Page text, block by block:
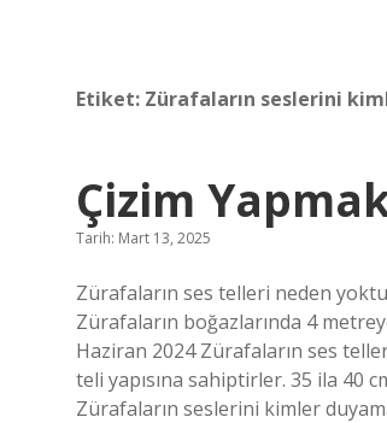
Etiket: Zürafaların seslerini
Çizim
Tarih: Mart 13, 2025
Zürafaların ses telleri neden
Zürafaların boğazlarında 4
Haziran 2024 Zürafaların ses
teli yapısına sahiptirler. 35 ila 40
Zürafaların seslerini kimler